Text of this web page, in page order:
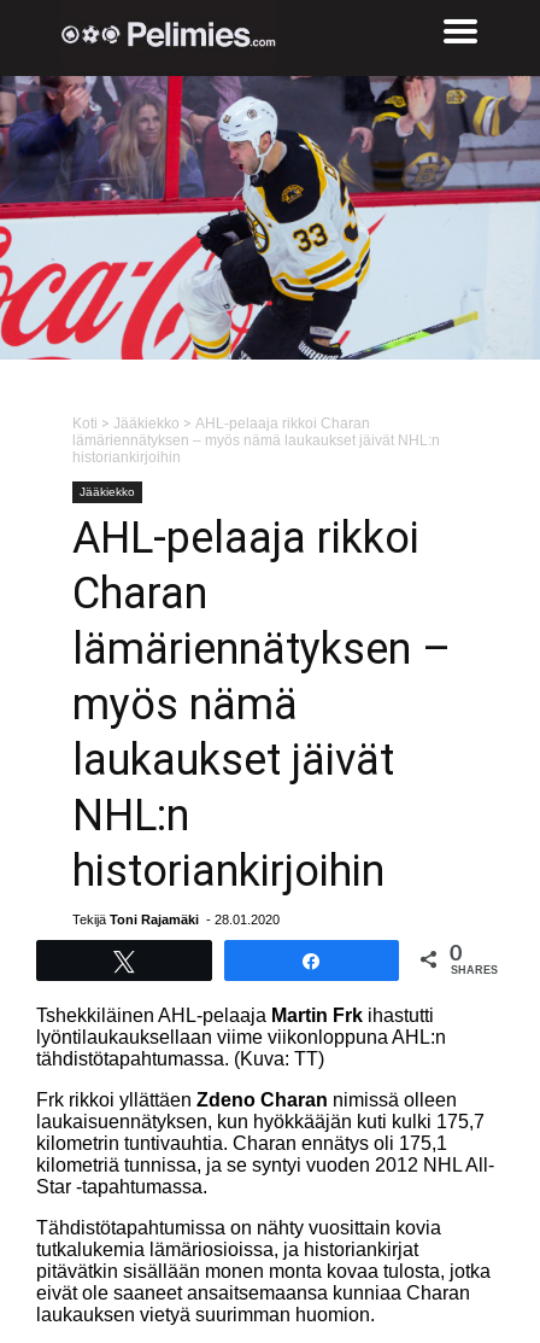
Koti > Jääkiekko > AHL-pelaaja rikkoi Charan
lämäriennätyksen – myös nämä laukaukset jäivät NHL:n
historiankirjoihin
Jääkiekko
AHL-pelaaja rikkoi
Charan
lämäriennätyksen –
myös nämä
laukaukset jäivät
NHL:n
historiankirjoihin
Tekijä Toni Rajamäki - 28.01.2020
0
SHARES
Tshekkiläinen AHL-pelaaja Martin Frk ihastutti
lyöntilaukauksellaan viime viikonloppuna AHL:n
tähdistötapahtumassa. (Kuva: TT)
Frk rikkoi yllättäen Zdeno Charan nimissä olleen
laukaisuennätyksen, kun hyökkääjän kuti kulki 175,7
kilometrin tuntivauhtia. Charan ennätys oli 175,1
kilometriä tunnissa, ja se syntyi vuoden 2012 NHL All-
Star -tapahtumassa.
Tähdistötapahtumissa on nähty vuosittain kovia
tutkalukemia lämäriosioissa, ja historiankirjat
pitävätkin sisällään monen monta kovaa tulosta, jotka
eivät ole saaneet ansaitsemaansa kunniaa Charan
laukauksen vietyä suurimman huomion.